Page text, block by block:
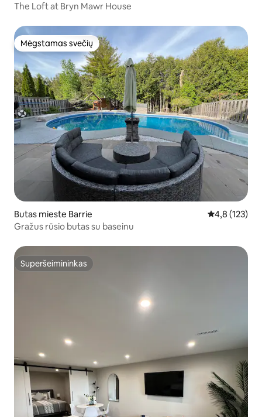
The Loft at Bryn Mawr House
Mėgstamas svečių
Mėgstamas svečių
Butas mieste Barrie Vidutinis
4,8 (123)
Gražus rūsio butas su baseinu
Superšeimininkas
Superšeimininkas